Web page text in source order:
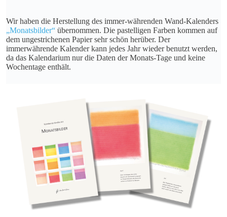
Wir haben die Herstellung des immer-währenden Wand-Kalenders
„Monatsbilder“ übernommen. Die pastelligen Farben kommen auf
dem ungestrichenen Papier sehr schön herüber. Der
immerwährende Kalender kann jedes Jahr wieder benutzt werden,
da das Kalendarium nur die Daten der Monats-Tage und keine
Wochentage enthält.